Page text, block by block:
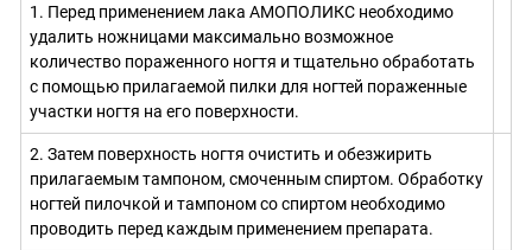
1. Перед применением лака АМОПОЛИКС необходимо
удалить ножницами максимально возможное
количество пораженного ногтя и тщательно обработать
с помощью прилагаемой пилки для ногтей пораженные
участки ногтя на его поверхности.
2. Затем поверхность ногтя очистить и обезжирить
прилагаемым тампоном, смоченным спиртом. Обработку
ногтей пилочкой и тампоном со спиртом необходимо
проводить перед каждым применением препарата.